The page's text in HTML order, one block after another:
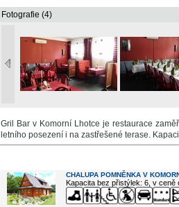
Fotografie (4)
Gril Bar v Komorní Lhotce je restaurace
letního posezení i na zastřešené terase.
CHALUPA POMNĚNKA V
Kapacita bez přistýlek: 6, v ceně